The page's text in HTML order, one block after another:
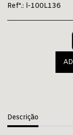
Refª.: l-100L136
Descrição